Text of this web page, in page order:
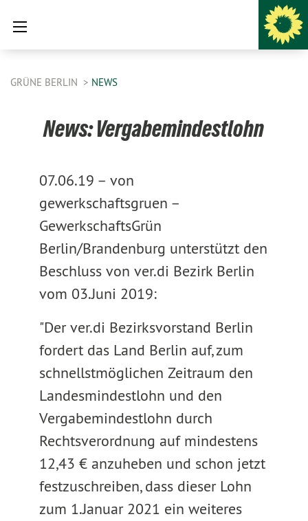
GRÜNE BERLIN NEWS
News: Vergabemindestlohn
07.06.19 – von
gewerkschaftsgruen –
GewerkschaftsGrün
Berlin/Brandenburg unterstützt den
Beschluss von ver.di Bezirk Berlin
vom 03.Juni 2019:
"Der ver.di Bezirksvorstand Berlin
fordert das Land Berlin auf, zum
schnellstmöglichen Zeitraum den
Landesmindestlohn und den
Vergabemindestlohn durch
Rechtsverordnung auf mindestens
12,43 € anzuheben und schon jetzt
festzuschreiben, dass dieser Lohn
zum 1.Januar 2021 ein weiteres